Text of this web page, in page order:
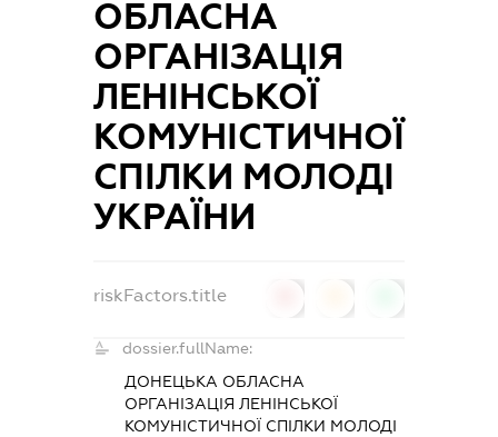
ОБЛАСНА
ОРГАНІЗАЦІЯ
ЛЕНІНСЬКОЇ
КОМУНІСТИЧНОЇ
СПІЛКИ МОЛОДІ
УКРАЇНИ
riskFactors.title
dossier.fullName:
ДОНЕЦЬКА ОБЛАСНА
ОРГАНІЗАЦІЯ ЛЕНІНСЬКОЇ
КОМУНІСТИЧНОЇ СПІЛКИ МОЛОДІ